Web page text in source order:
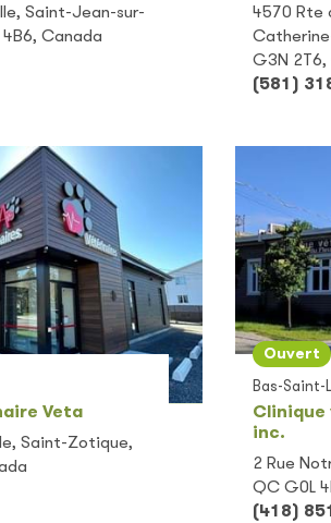
Saint-Jean-sur-
Canada
4570 Rte
G3N
(581)
Veta
Saint-Zotique,
Clinique
inc.
Ouvert
Bas-Saint-
2 Rue
QC G0L
(418)